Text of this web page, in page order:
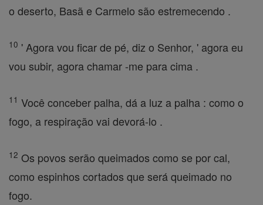
o deserto, Basã e Carmelo são estremecendo .
10 ' Agora vou ficar de pé, diz o Senhor, ' agora eu
vou subir, agora chamar -me para cima .
11 Você conceber palha, dá a luz a palha : como o
fogo, a respiração vai devorá-lo .
12 Os povos serão queimados como se por cal,
como espinhos cortados que será queimado no
fogo.